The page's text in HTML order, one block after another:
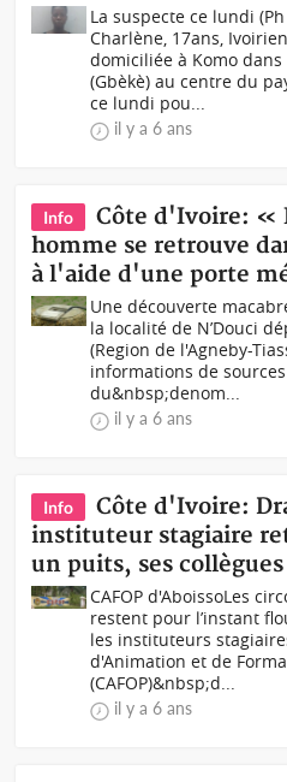
La suspecte ce lundi
Charlène, 17ans,
domiciliée à Komo
(Gbèkè) au centre du
ce lundi pou...
il y a 6 ans
Info
Côte d'Ivoire: «
homme se retrouve
à l'aide d'une porte
Une découverte
la localité de N’Douci
(Region de l'Agneby-
informations de
du&nbsp;denom...
il y a 6 ans
Info
Côte d'Ivoire:
instituteur stagiaire
un puits, ses collègues
CAFOP d'AboissoLes
restent pour l’instant
les instituteurs
d'Animation et de
(CAFOP)&nbsp;d...
il y a 6 ans